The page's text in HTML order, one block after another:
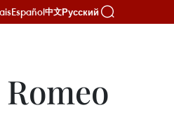
Español中文Русский